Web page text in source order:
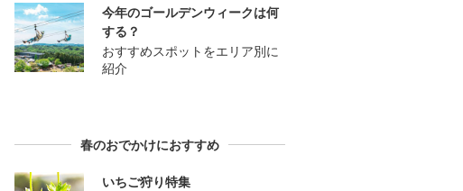
今年のゴールデンウィークは何
する？
おすすめスポットをエリア別に
紹介
春のおでかけにおすすめ
いちご狩り特集